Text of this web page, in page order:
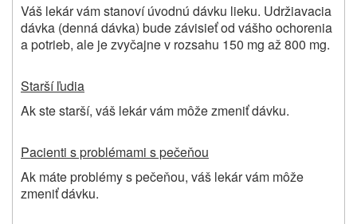
Váš lekár vám stanoví úvodnú dávku lieku. Udržiavacia
dávka (denná dávka) bude závisieť od vášho ochorenia
a potrieb, ale je zvyčajne v rozsahu 150 mg až 800 mg.
Starší ľudia
Ak ste starší, váš lekár vám môže zmeniť dávku.
Pacienti s problémami s pečeňou
Ak máte problémy s pečeňou, váš lekár vám môže
zmeniť dávku.